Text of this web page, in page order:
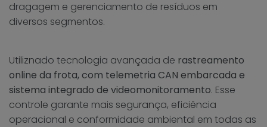
dragagem e gerenciamento de resíduos em
diversos segmentos.
Utiliznado tecnologia avançada de rastreamento
online da frota, com telemetria CAN embarcada e
sistema integrado de videomonitoramento. Esse
controle garante mais segurança, eficiência
operacional e conformidade ambiental em todas as